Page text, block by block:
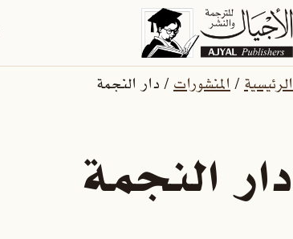
الرئيسية/المنشورات/ دار النجمة
دار النجمة